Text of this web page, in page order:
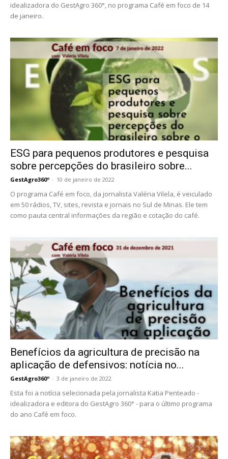
idealizadora do GestAgro 360°, no programa Café em foco de 14
de janeiro.
ESG para pequenos produtores e pesquisa
sobre percepções do brasileiro sobre...
GestAgro360º - 10 de janeiro de 2022
O programa Café em foco, da jornalista Valéria Vilela, é veiculado
em 50 rádios, TV, sites, revista e jornais no Sul de Minas. Ele tem
como pauta central informações da região e cotação do café.
Benefícios da agricultura de precisão na
aplicação de defensivos: notícia no...
GestAgro360º - 3 de janeiro de 2022
Esta foi a notícia selecionada pela jornalista Katia Penteado -
idealizadora e editora do GestAgro 360° - para o último programa
do ano Café em foco.